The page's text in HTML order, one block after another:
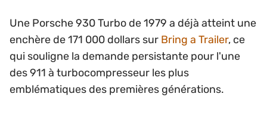
Une Porsche 930 Turbo de 1979 a déjà atteint une
enchère de 171 000 dollars sur Bring a Trailer, ce
qui souligne la demande persistante pour l'une
des 911 à turbocompresseur les plus
emblématiques des premières générations.